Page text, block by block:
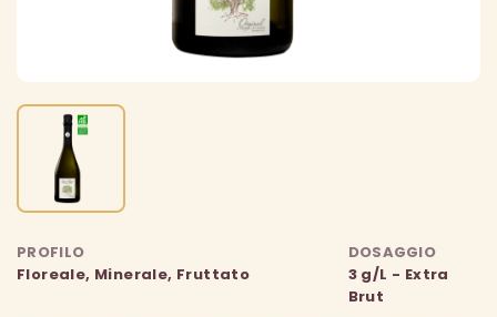
PROFILO
Floreale, Minerale, Fruttato
DOSAGGIO
3 g/L - Extra
Brut